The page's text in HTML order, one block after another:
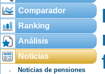
Comparador
Ranking
Análisis
Noticias
Noticias de pensiones